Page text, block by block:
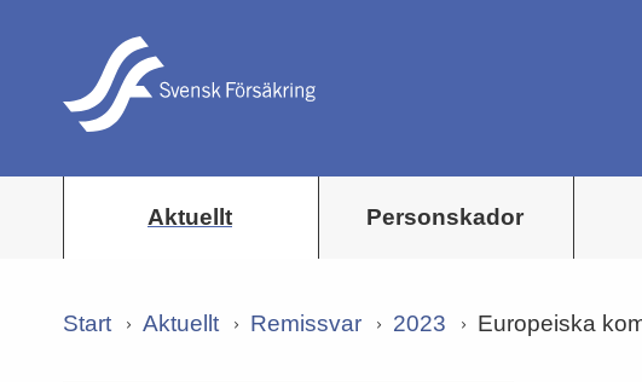
Aktuellt Personskador
Start Aktuellt Remissvar 2023 Europeiska